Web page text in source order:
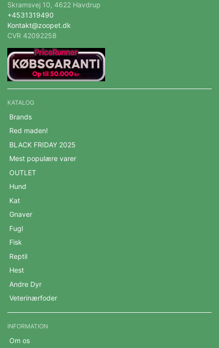
Skramsvej 10, 4622 Havdrup
+4531319490
Kontakt@zoopet.dk
CVR 42092258
KATALOG
Brands
Red maden!
BLACK FRIDAY 2025
Mest populære varer
OUTLET
Hund
Kat
Gnaver
Fugl
Fisk
Reptil
Hest
Andre Dyr
Veterinærfoder
INFORMATION
Om os